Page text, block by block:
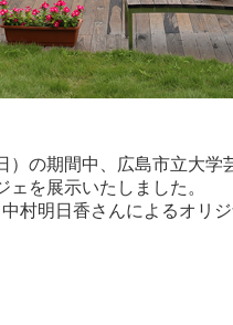
）の期間中、広島市立大
を展示いたしました。
村明日香さんによるオリ